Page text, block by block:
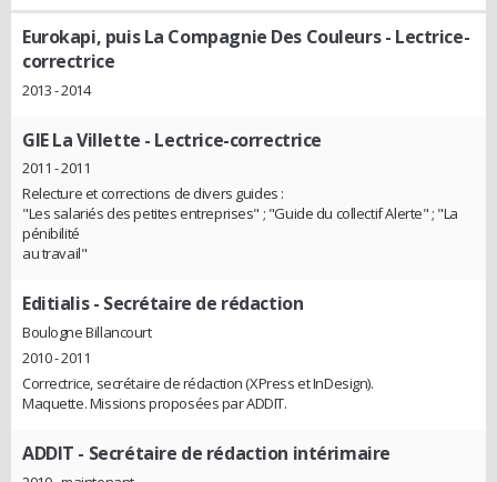
Eurokapi, puis La Compagnie Des Couleurs- Lectrice-
correctrice
2013 - 2014
GIE La Villette - Lectrice-correctrice
2011 - 2011
Relecture et corrections de divers guides :
"Les salariés des petites entreprises" ; "Guide du collectif Alerte" ; "La
pénibilité
au travail"
Editialis- Secrétaire de rédaction
Boulogne Billancourt
2010 - 2011
Correctrice, secrétaire de rédaction (XPress et InDesign).
Maquette. Missions proposées par ADDIT.
ADDIT - Secrétaire de rédaction intérimaire